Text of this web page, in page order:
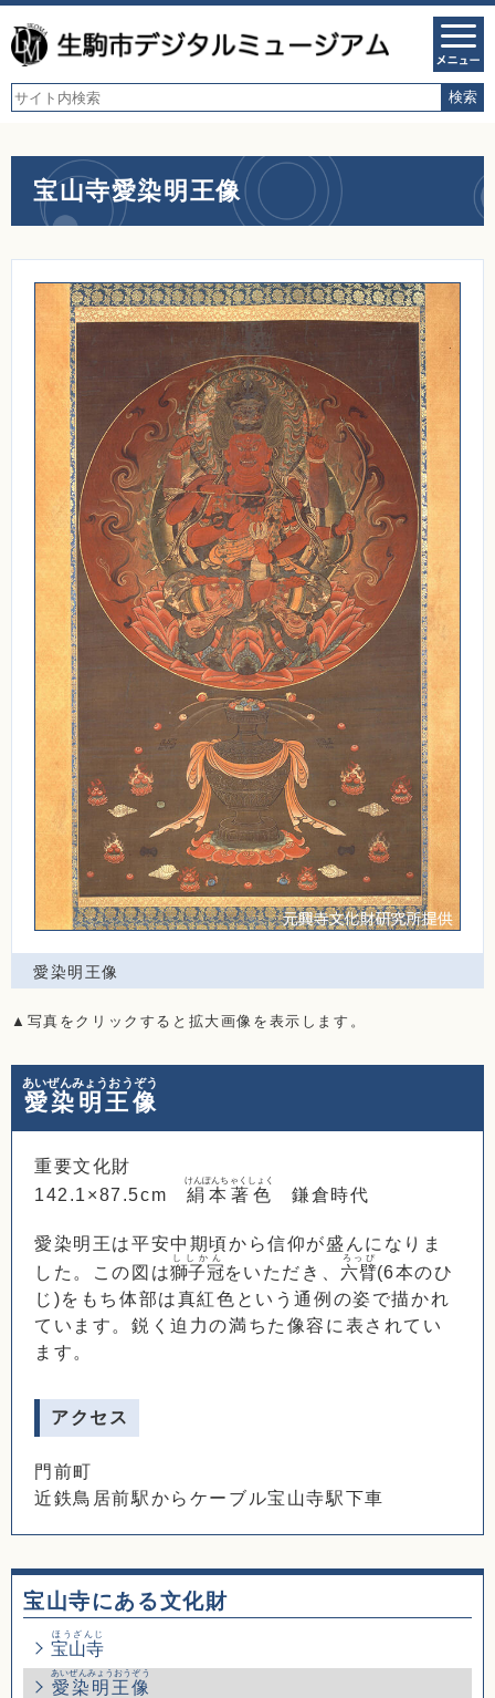
宝山寺愛染明王像
愛染明王像
▲写真をクリックすると拡大画像を表示します。
愛染明王像
あいぜんみょうおうぞう
重要文化財
142.1×87.5cm 絹本著色
けんぽんちゃくしょく
鎌倉時代
愛染明王は平安中期頃から信仰が盛んになりま
した。この図は獅子冠
ししかん
をいただき、 六臂
ろっぴ
(6本のひ
じ)をもち体部は真紅色という通例の姿で描かれ
ています。鋭く迫力の満ちた像容に表されてい
ます。
アクセス
門前町
近鉄鳥居前駅からケーブル宝山寺駅下車
宝山寺にある文化財
宝山寺
ほうざんじ
愛染明王像
あいぜんみょうおうぞう